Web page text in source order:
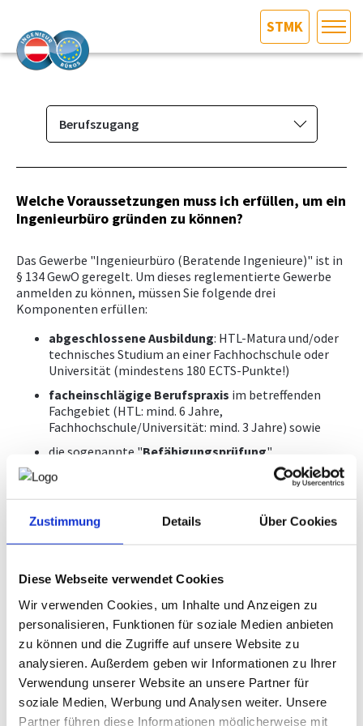
Zustimmung Details Über Cookies
Diese Webseite verwendet Cookies
Wir verwenden Cookies, um Inhalte und Anzeigen zu
personalisieren, Funktionen für soziale Medien anbieten
zu können und die Zugriffe auf unsere Website zu
analysieren. Außerdem geben wir Informationen zu Ihrer
Verwendung unserer Website an unsere Partner für
soziale Medien, Werbung und Analysen weiter. Unsere
Partner führen diese Informationen möglicherweise mit
STMK
AKTUELLES/INGOO
DAS INGENIEURBÜRO
INTERESSEN­VERTRETUNG
MITGLIEDER­VERZEICHNIS
SERVICE
KONTAKT
NEWS
WETTBEWERBE
Berufszugang
Das Ingenieurbüro
Berufsbild & Gründung
Berechtigungsumfang
Vorbereitungskurse &
Befähigungsprüfung
Vorbereitungskurs und
Befähigungsprüfung
Normenpaket
Ausschreibungsplattform
Leistungsbilder/Leistungsmodelle
Welche Voraussetzungen muss ich erfüllen, um ein
Ingenieurbüro gründen zu können?
Das Gewerbe "Ingenieurbüro (Beratende Ingenieure)" ist in
§ 134 GewO geregelt. Um dieses reglementierte Gewerbe
anmelden zu können, müssen Sie folgende drei
Komponenten erfüllen:
abgeschlossene Ausbildung: HTL-Matura und/oder
technisches Studium an einer Fachhochschule oder
Universität (mindestens 180 ECTS-Punkte!)
facheinschlägige Berufspraxis im betreffenden
Fachgebiet (HTL: mind. 6 Jahre,
Fachhochschule/Universität: mind. 3 Jahre) sowie
die sogenannte "Befähigungsprüfung"
Unter "facheinschlägiger Berufspraxis im betreffenden
Fachgebiet" ist eine Tätigkeit zu verstehen, die geeignet
ist, die Erfahrungen und Kenntnisse zu vermitteln, die zur
selbstständigen Ausübung des betreffenden Gewerbes
erforderlich sind.
Im Gewerbewortlaut muss ein Fachgebiet
angegeben werden. Wonach richtet sich
meine individuelle Gewerbeberechtigung,
welches Fachgebiet kann ich anmelden?
Das Fachgebiet im Gewerbewortlaut ist nicht frei wählbar,